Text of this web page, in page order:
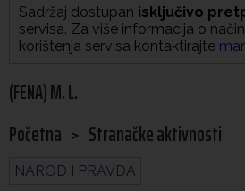
Sadržaj dostupan isključivo
servisa. Za više informacija o
korištenja servisa kontaktirajte
(FENA) M. L.
Početna > Stranačke aktivnosti
NAROD I PRAVDA